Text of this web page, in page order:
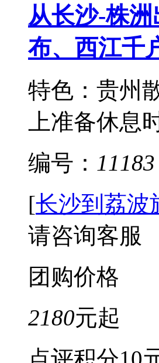
从长沙-株
布、西江千
特色：贵州
上准备休息
编号： 11183
[长沙到荔波
请咨询客服
团购价格
2180元起